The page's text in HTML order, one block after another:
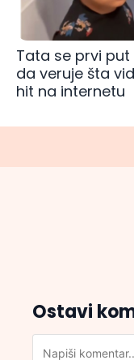
Tata se prvi
da veruje šta
hit na internetu
Ostavi